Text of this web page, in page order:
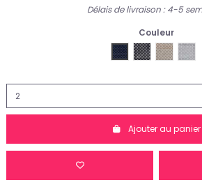
Délais de livraison : 4-5
Couleur
vlaemynck-
vlaemynck-
Ajouter au panier